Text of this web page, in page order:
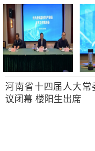
河南省十四届人大常
议闭幕 楼阳生出席